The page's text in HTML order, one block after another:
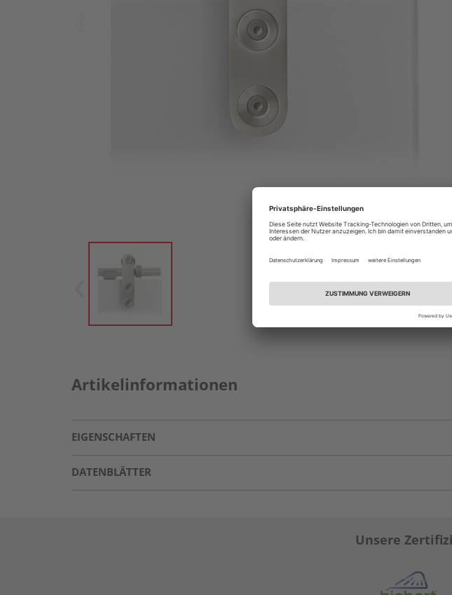
Artikelinformationen
EIGENSCHAFTEN
DATENBLÄTTER
Unsere